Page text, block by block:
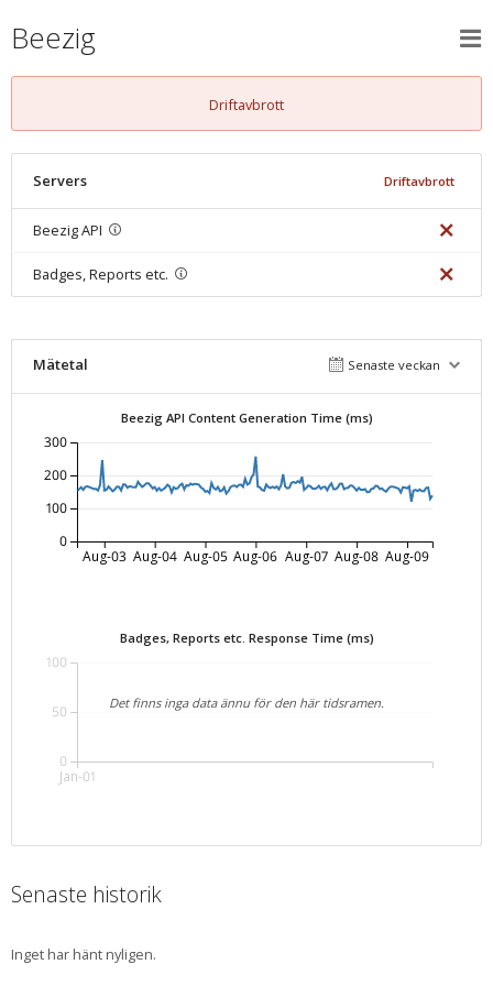
Beezig
Driftavbrott
Servers Driftavbrott
Beezig API
Badges, Reports etc.
Mätetal Senaste veckan
Beezig API Content Generation Time (ms)
Aug-03 Aug-04 Aug-05 Aug-06 Aug-07 Aug-08 Aug-09
0
100
200
300
Badges, Reports etc. Response Time (ms)
Jan-01
0
50
100
Det finns inga data ännu för den här tidsramen.
Senaste historik
Inget har hänt nyligen.